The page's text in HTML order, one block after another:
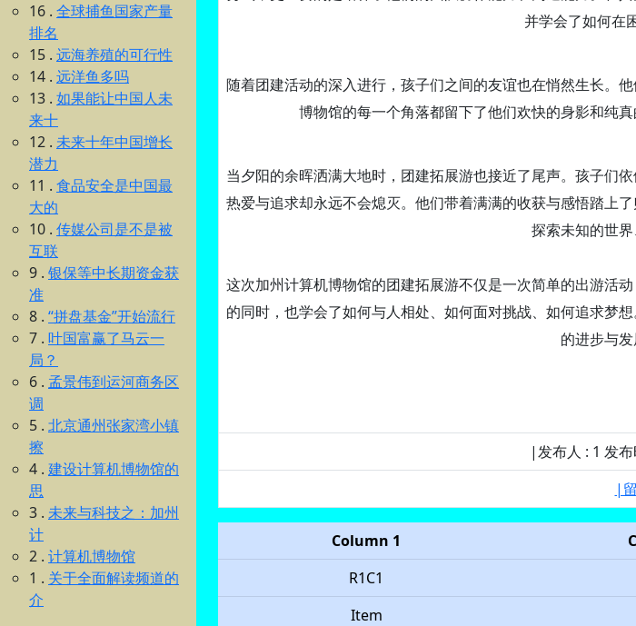
16 . 全球捕鱼国家产量
排名
15 . 远海养殖的可行性
14 . 远洋鱼多吗
13 . 如果能让中国人未
来十
12 . 未来十年中国增长
潜力
11 . 食品安全是中国最
大的
10 . 传媒公司是不是被
互联
9 . 银保等中长期资金获
准
8 . “拼盘基金”开始流行
7 . 叶国富赢了马云一
局？
6 . 孟景伟到运河商务区
调
5 . 北京通州张家湾小镇
擦
4 . 建设计算机博物馆的
思
3 . 未来与科技之：加州
计
2 . 计算机博物馆
1 . 关于全面解读频道的
介
并学会了如何在
随着团建活动的深入进行，孩子们之间的友谊也在悄然生长。
博物馆的每一个角落都留下了他们欢快的身影和纯
当夕阳的余晖洒满大地时，团建拓展游也接近了尾声。孩子们
热爱与追求却永远不会熄灭。他们带着满满的收获与感悟踏上
探索未知的世界
这次加州计算机博物馆的团建拓展游不仅是一次简单的出游活
的同时，也学会了如何与人相处、如何面对挑战、如何追求梦
的进步与发
|发布人 : 1 发
|
Column 1
R1C1
Item